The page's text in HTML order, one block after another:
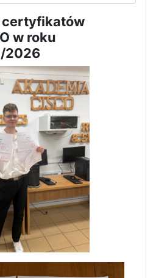
do
maturzystów
certyfikatów
w roku
2026